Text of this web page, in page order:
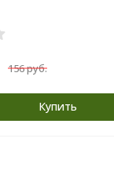
156 руб.
Купить